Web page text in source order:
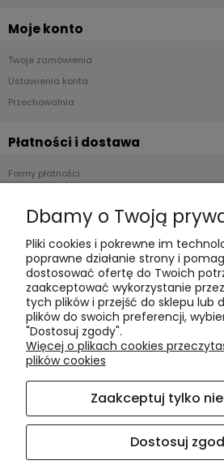
Moje konto
Twoje zamówienia
Ustawienia konta
Przechowalnia
Płatności i dostawa
Formy płatności
Informacje
Polityka cookies
Polityka prywatności
Blog
O nas
Kontakt i dane firmy
Dbamy o Twoją
Pliki cookies i pokrewne im
poprawne działanie strony i
dostosować ofertę do Twoich
zaakceptować wykorzystanie
tych plików i przejść do sklepu lub
plików do swoich preferencji,
"Dostosuj zgody".
Więcej o plikach cookies
plików cookies
Zaakceptuj tylko
Dostosuj